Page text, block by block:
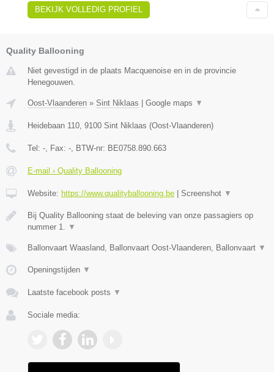
BEKIJK VOLLEDIG PROFIEL
Quality Ballooning
Niet gevestigd in de plaats Macquenoise en in de provincie
Henegouwen.
Oost-Vlaanderen » Sint Niklaas | Google maps ▼
Heidebaan 110 9100 Sint Niklaas (Oost-Vlaanderen)
Tel: - , Fax: - , BTW-nr: BE0758.890.663
E-mail › Quality Ballooning
Website: https://www.qualityballooning.be | Screenshot ▼
Bij Quality Ballooning staat de beleving van onze passagiers op
nummer 1.
▼
Ballonvaart Waasland, Ballonvaart Oost-Vlaanderen, Ballonvaart ▼
Openingstijden ▼
Laatste facebook posts ▼
Sociale media: